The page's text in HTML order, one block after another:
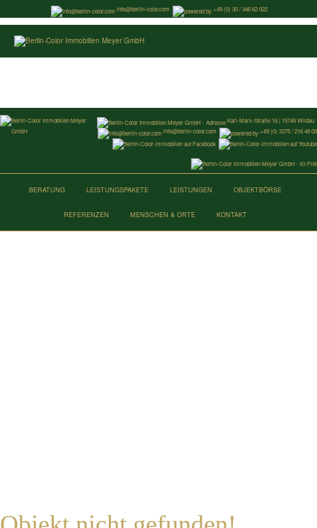
info@berlin-color.com +49 (0) 30 / 346 62 022
Karl-Marx-Straße 16 | 15745 Wildau
info@berlin-color.com
+49 (0) 3375 / 216 48 00
BERATUNG LEISTUNGSPAKETE LEISTUNGEN OBJEKTBÖRSE
REFERENZEN MENSCHEN & ORTE KONTAKT